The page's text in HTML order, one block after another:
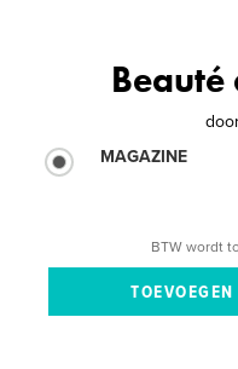
MAGAZINE
BTW wordt